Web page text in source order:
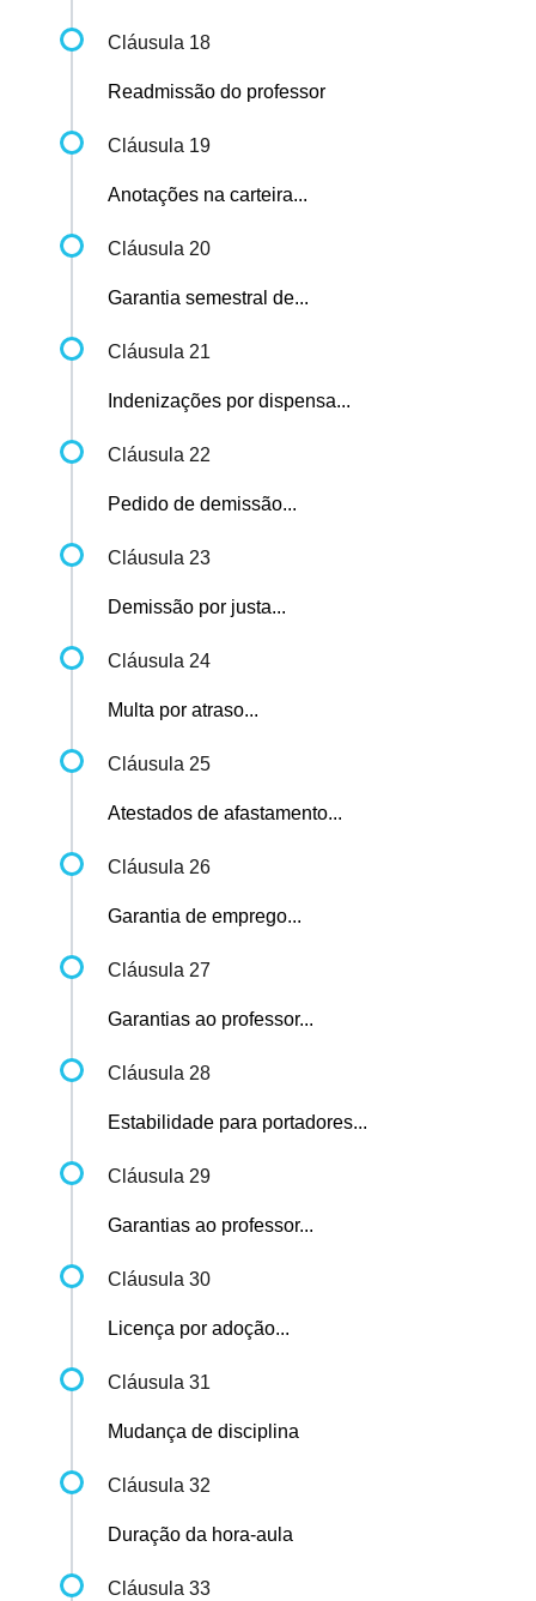
Cláusula 18
Readmissão do professor
Cláusula 19
Anotações na carteira...
Cláusula 20
Garantia semestral de...
Cláusula 21
Indenizações por dispensa...
Cláusula 22
Pedido de demissão...
Cláusula 23
Demissão por justa...
Cláusula 24
Multa por atraso...
Cláusula 25
Atestados de afastamento...
Cláusula 26
Garantia de emprego...
Cláusula 27
Garantias ao professor...
Cláusula 28
Estabilidade para portadores...
Cláusula 29
Garantias ao professor...
Cláusula 30
Licença por adoção...
Cláusula 31
Mudança de disciplina
Cláusula 32
Duração da hora-aula
Cláusula 33